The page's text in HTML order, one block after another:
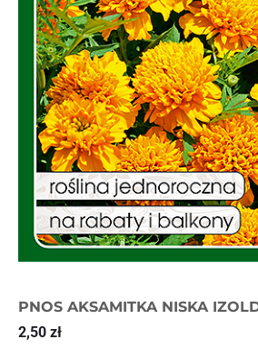
PNOS AKSAMITKA NISKA
2,50 zł